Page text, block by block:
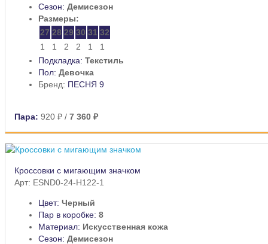
Сезон: Демисезон
Размеры:
27 28 29 30 31 32
1
1 2 2 1
1
Подкладка: Текстиль
Пол: Девочка
Бренд: ПЕСНЯ 9
Пара: 920 ₽ / 7 360 ₽
Кроссовки с мигающим значком
Арт: ESND0-24-H122-1
Цвет: Черный
Пар в коробке: 8
Материал: Искусственная кожа
Сезон: Демисезон